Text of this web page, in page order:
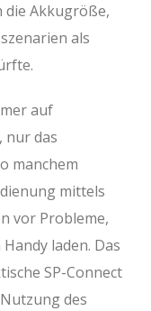
die Akkugröße,
als
auf
nur das
manchem
mittels
vor Probleme,
laden. Das
SP-Connect
des